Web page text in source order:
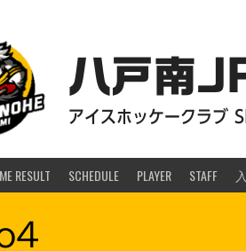
八戸南
アイスホッケークラブ
RESULT SCHEDULE PLAYER STAFF